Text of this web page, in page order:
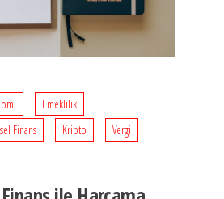
Emeklilik
Finans Kripto
Vergi